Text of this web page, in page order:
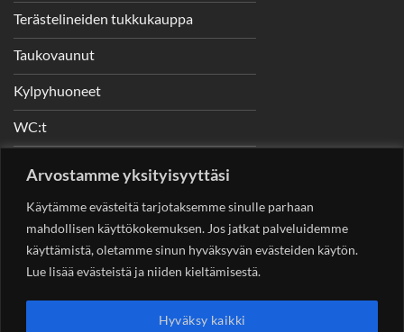
Arvostamme yksityisyyttäsi
Käytämme evästeitä tarjotaksemme sinulle parhaan
mahdollisen käyttökokemuksen. Jos jatkat palveluidemme
käyttämistä, oletamme sinun hyväksyvän evästeiden käytön.
Lue lisää evästeistä ja niiden kieltämisestä.
Hyväksy kaikki
Terästelineiden tukkukauppa
Taukovaunut
Kylpyhuoneet
WC:t
YHTEYSTIEDOT
Helsingin Rakennuskonevuokraus OySotungintie 449,
00890 Helsinki 0400 99 53 63